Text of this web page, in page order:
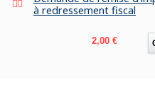
à redressement fiscal
Prix
2,00 €